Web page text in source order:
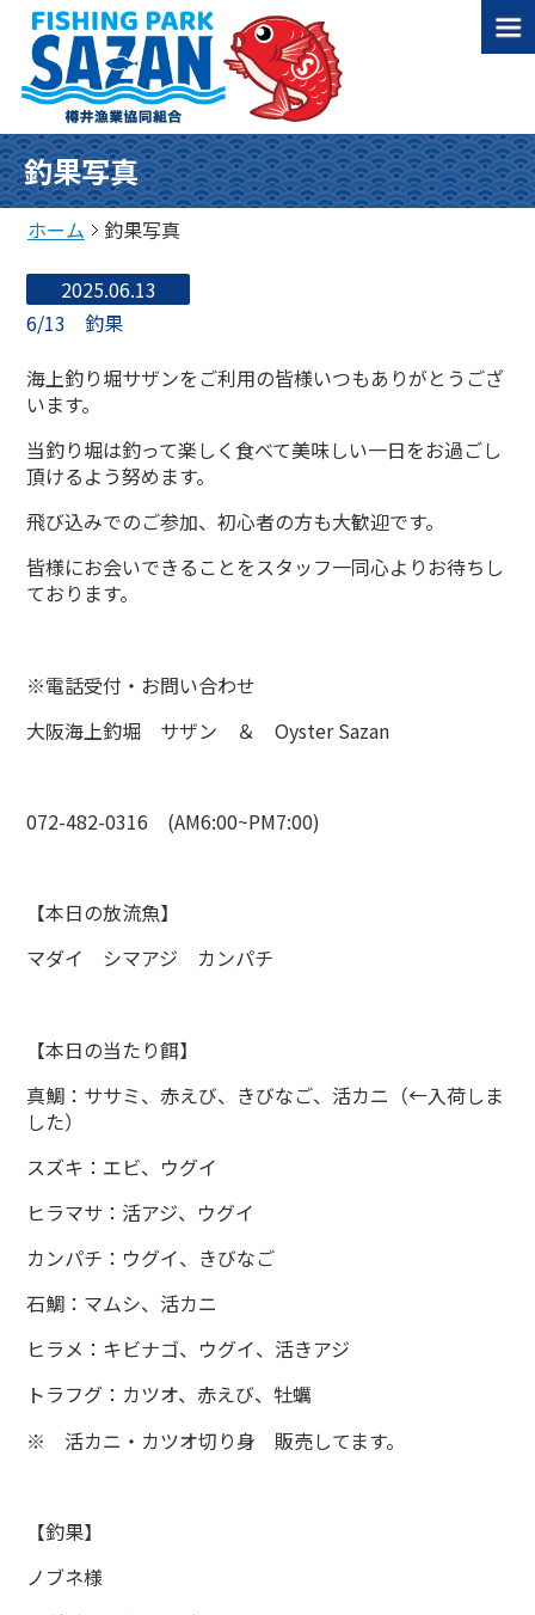
釣果写真
ホーム 釣果写真
2025.06.13
6/13 釣果
海上釣り堀サザンをご利用の皆様いつもありがとうござ
います。
当釣り堀は釣って楽しく食べて美味しい一日をお過ごし
頂けるよう努めます。
飛び込みでのご参加、初心者の方も大歓迎です。
皆様にお会いできることをスタッフ一同心よりお待ちし
ております。
※電話受付・お問い合わせ
大阪海上釣堀 サザン ＆ Oyster Sazan
072-482-0316 (AM6:00~PM7:00)
【本日の放流魚】
マダイ シマアジ カンパチ
【本日の当たり餌】
真鯛：ササミ、赤えび、きびなご、活カニ（←入荷しま
した）
スズキ：エビ、ウグイ
ヒラマサ：活アジ、ウグイ
カンパチ：ウグイ、きびなご
石鯛：マムシ、活カニ
ヒラメ：キビナゴ、ウグイ、活きアジ
トラフグ：カツオ、赤えび、牡蠣
※ 活カニ・カツオ切り身 販売してます。
【釣果】
ノブネ様